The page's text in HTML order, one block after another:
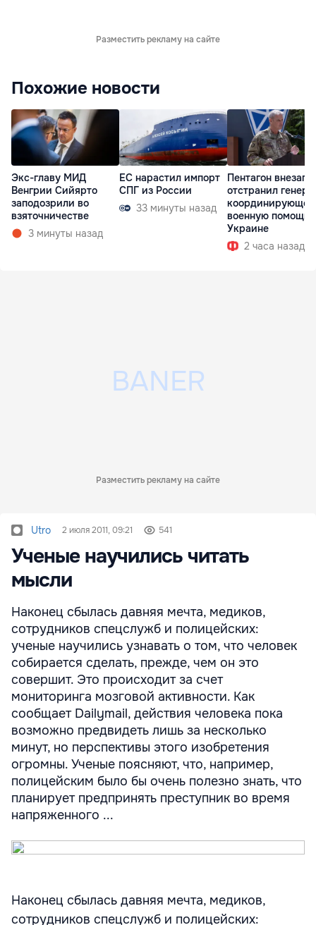
Разместить рекламу на сайте
Похожие новости
Экс-главу МИД
Венгрии Сийярто
заподозрили во
взяточничестве
3 минуты назад
ЕС нарастил импорт
СПГ из России
33 минуты назад
Пентагон
отстранил
военную помощь
Украине
2 часа назад
Разместить рекламу на сайте
Utro 2 июля 2011, 09:21 541
Ученые научились читать
мысли
Наконец сбылась давняя мечта, медиков,
сотрудников спецслужб и полицейских:
ученые научились узнавать о том, что человек
собирается сделать, прежде, чем он это
совершит. Это происходит за счет
мониторинга мозговой активности. Как
сообщает Dailymail, действия человека пока
возможно предвидеть лишь за несколько
минут, но перспективы этого изобретения
огромны. Ученые поясняют, что, например,
полицейским было бы очень полезно знать, что
планирует предпринять преступник во время
напряженного ...
Наконец сбылась давняя мечта, медиков,
сотрудников спецслужб и полицейских: